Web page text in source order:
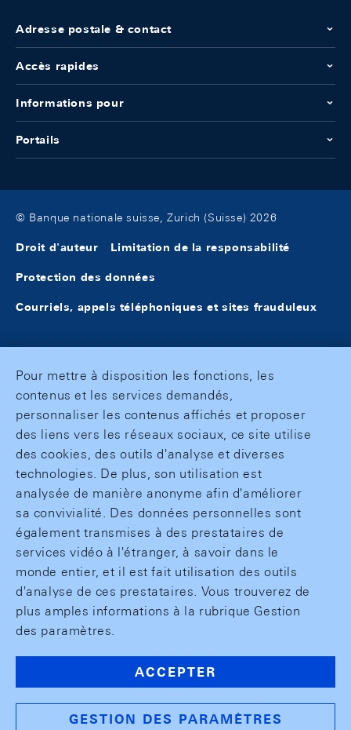
Adresse postale & contact
Accès rapides
Informations pour
Portails
© Banque nationale suisse, Zurich (Suisse) 2026
Droit d'auteur Limitation de la responsabilité
Protection des données
Courriels, appels téléphoniques et sites frauduleux
Pour mettre à disposition les fonctions, les
contenus et les services demandés,
personnaliser les contenus affichés et proposer
des liens vers les réseaux sociaux, ce site utilise
des cookies, des outils d'analyse et diverses
technologies. De plus, son utilisation est
analysée de manière anonyme afin d'améliorer
sa convivialité. Des données personnelles sont
également transmises à des prestataires de
services vidéo à l'étranger, à savoir dans le
monde entier, et il est fait utilisation des outils
d'analyse de ces prestataires. Vous trouverez de
plus amples informations à la rubrique Gestion
des paramètres.
ACCEPTER
GESTION DES PARAMÈTRES